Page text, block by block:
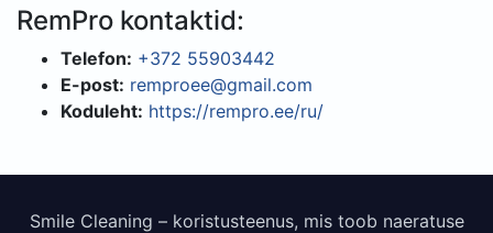
RemPro kontaktid:
Telefon: +372 55903442
E-post: remproee@gmail.com
Koduleht: https://rempro.ee/ru/
Smile Cleaning – koristusteenus, mis toob naeratuse